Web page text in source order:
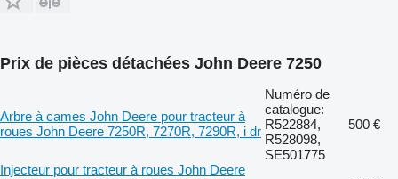
Prix de pièces détachées John Deere 7250
Arbre à cames John Deere pour tracteur à
roues John Deere 7250R, 7270R, 7290R, i dr
Numéro de
catalogue:
R522884,
R528098,
SE501775
500 €
Injecteur pour tracteur à roues John Deere